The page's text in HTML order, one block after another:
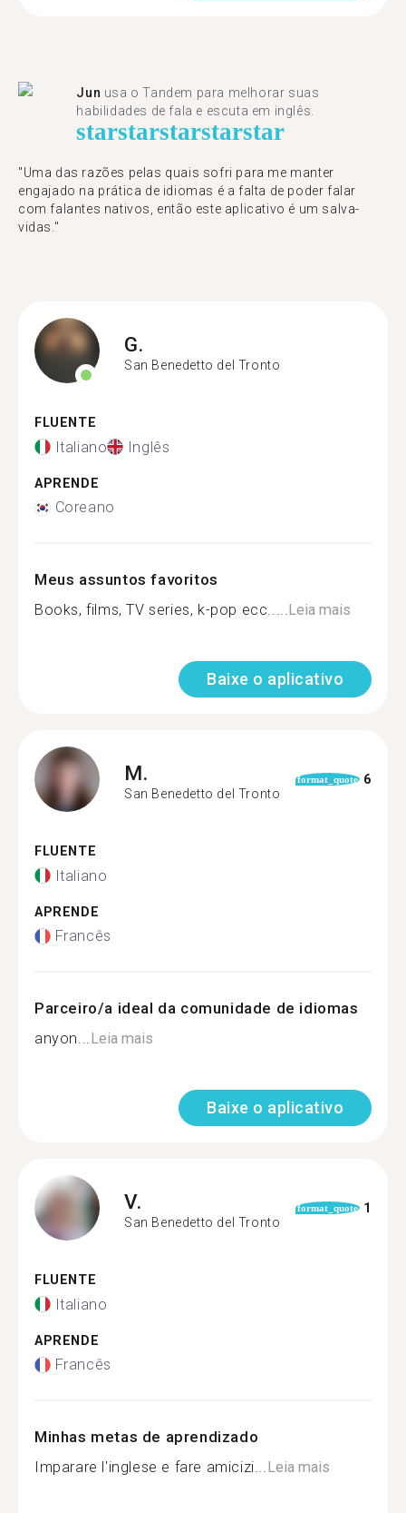
Jun usa o Tandem para melhorar suas
habilidades de fala e escuta em inglês.
starstarstarstarstar
"Uma das razões pelas quais sofri para me manter
engajado na prática de idiomas é a falta de poder falar
com falantes nativos, então este aplicativo é um salva-
vidas."
G.
San Benedetto del Tronto
FLUENTE
Italiano Inglês
APRENDE
Coreano
Meus assuntos favoritos
Books, films, TV series, k-pop ecc.....Leia mais
Baixe o aplicativo
M.
San Benedetto del Tronto
format_quote 6
FLUENTE
Italiano
APRENDE
Francês
Parceiro/a ideal da comunidade de idiomas
anyon...Leia mais
Baixe o aplicativo
V.
San Benedetto del Tronto
format_quote 1
FLUENTE
Italiano
APRENDE
Francês
Minhas metas de aprendizado
Imparare l'inglese e fare amicizi...Leia mais